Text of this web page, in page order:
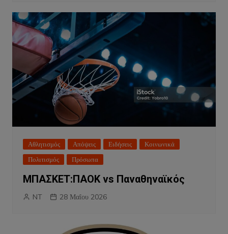
Αθλητισμός Απόψεις Ειδήσεις
Κοινωνικά
Πολιτισμός
Πρόσωπα
ΜΠΑΣΚΕΤ:ΠΑΟΚ vs Παναθηναϊκός
NT 28 Μαΐου 2026